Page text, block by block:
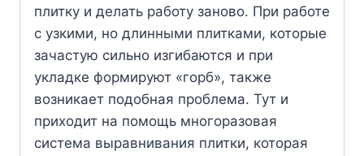
плитку и делать работу заново. При работе
с узкими, но длинными плитками, которые
зачастую сильно изгибаются и при
укладке формируют «горб», также
возникает подобная проблема. Тут и
приходит на помощь многоразовая
система выравнивания плитки, которая